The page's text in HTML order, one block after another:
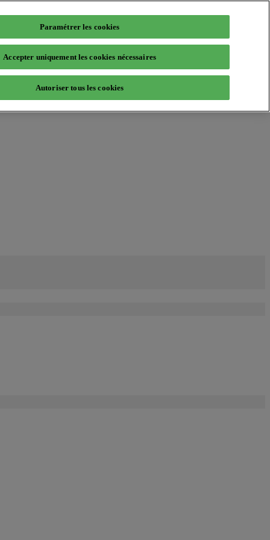
Paramétrer les cookies
Accepter uniquement les cookies nécessaires
Autoriser tous les cookies